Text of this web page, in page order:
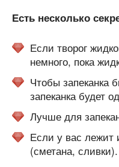
Есть несколько
Если творог
немного, пока
Чтобы запеканка
запеканка будет
Лучше для
Если у вас лежит
(сметана, сливки).